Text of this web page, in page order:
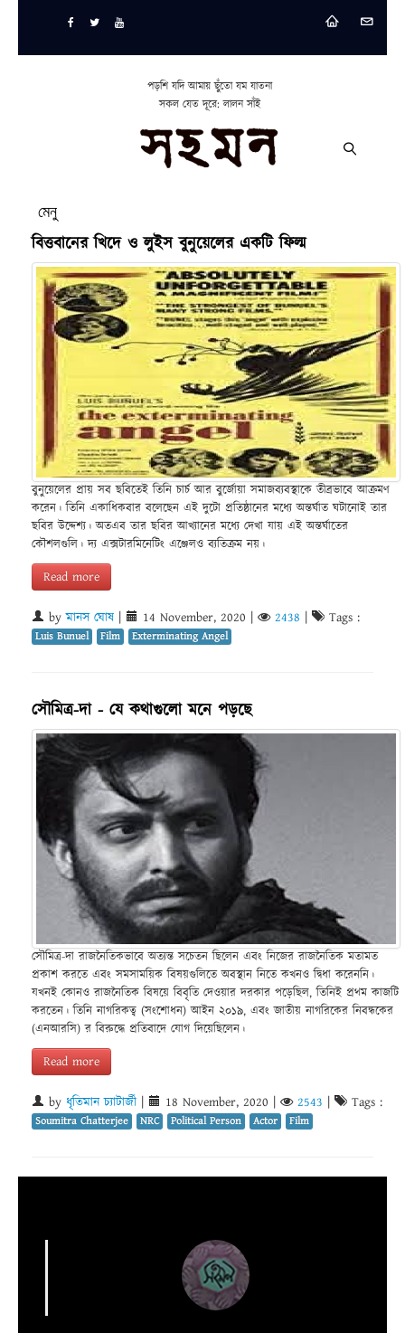
পড়শি যদি আমায় ছুঁতো যম যাতনা
সকল যেত দূরে: লালন সাঁই
মেনু
বিত্তবানের খিদে ও লুইস বুনুয়েলের একটি ফিল্ম
বুনুয়েলের প্রায় সব ছবিতেই তিনি চার্চ আর বুর্জোয়া সমাজব্যবস্থাকে তীব্রভাবে আক্রমণ
করেন। তিনি একাধিকবার বলেছেন এই দুটো প্রতিষ্ঠানের মধ্যে অন্তর্ঘাত ঘটানোই তার
ছবির উদ্দেশ্য। অতএব তার ছবির আখ্যানের মধ্যে দেখা যায় এই অন্তর্ঘাতের
কৌশলগুলি। দ্য এক্সটারমিনেটিং এঞ্জেলও ব্যতিক্রম নয়।
Read more
byমানস ঘোষ 14 November, 2020 2438 Tags :
Luis Bunuel Film Exterminating Angel
সৌমিত্র-দা - যে কথাগুলো মনে পড়ছে
সৌমিত্র-দা রাজনৈতিকভাবে অত্যন্ত সচেতন ছিলেন এবং নিজের রাজনৈতিক মতামত
প্রকাশ করতে এবং সমসাময়িক বিষয়গুলিতে অবস্থান নিতে কখনও দ্বিধা করেননি।
যখনই কোনও রাজনৈতিক বিষয়ে বিবৃতি দেওয়ার দরকার পড়েছিল, তিনিই প্রথম কাজটি
করতেন। তিনি নাগরিকত্ব (সংশোধন) আইন ২০১৯, এবং জাতীয় নাগরিকের নিবন্ধকের
(এনআরসি) র বিরুদ্ধে প্রতিবাদে যোগ দিয়েছিলেন।
Read more
by ধৃতিমান চ্যাটার্জী 18 November, 2020 2543 Tags :
Soumitra Chatterjee NRC Political Person Actor Film